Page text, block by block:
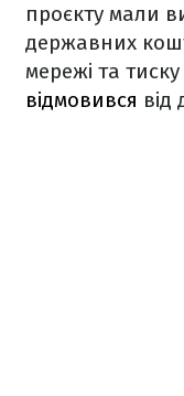
проєкту мали
державних
мережі та
відмовився